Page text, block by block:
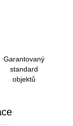
Garantovaný
standard
objektů